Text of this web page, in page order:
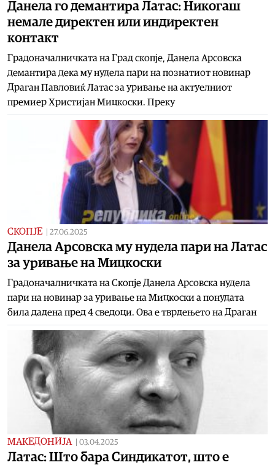
Данела го демантира Латас: Никогаш
немале директен или индиректен
контакт
Градоначалничката на Град скопје, Данела Арсовска
демантира дека му нудела пари на познатиот новинар
Драган Павловиќ Латас за уривање на актуелниот
премиер Христијан Мицкоски. Преку
СКОПЈЕ 27.06.2025
Данела Aрсовска му нудела пари на Латас
за уривање на Мицкоски
Градоначалничката на Скопје Данела Арсовска нудела
пари на новинар за уривање на Мицкоски а понудата
била дадена пред 4 сведоци. Ова е тврдењето на Драган
МАКЕДОНИЈА 03.04.2025
Латас: Што бара Синдикатот, што е